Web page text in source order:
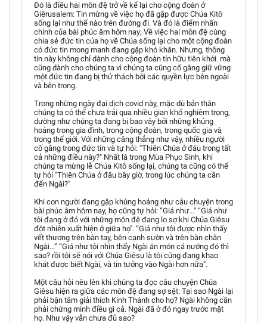
Đó là điều hai môn đệ trở về kể lại cho cộng đoàn ở
Giêrusalem: Tin mừng về việc họ đã gặp được Chúa Kitô
sống lại như thế nào trên đường đi. Và đó là điểm nhấn
chính của bài phúc âm hôm nay; Về việc hai môn đệ cùng
chia sẻ đức tin của họ về Chúa sống lại cho một cộng đoàn
có đức tin mong manh đang gặp khó khăn. Nhưng, thông
tin này không chỉ dành cho cộng đoàn tín hữu tiên khởi. mà
cũng dành cho chúng ta vì chúng ta cũng cố gắng giữ vững
một đức tin đang bị thử thách bởi các quyền lực bên ngoài
và bên trong.
Trong những ngày đại dịch covid này, mặc dù bản thân
chúng ta có thể chưa trải qua nhiều gian khổ nghiêm trọng,
dường như chúng ta đang bị bao vây bởi những khủng
hoảng trong gia đình, trong cộng đoàn, trong quốc gia và
trong thế giới. Với những căng thẳng như vậy, nhiều người
cố gắng trong đức tin và tự hỏi: "Thiên Chúa ở đâu trong tất
cả những điều này?" Nhất là trong Mùa Phục Sinh, khi
chúng ta mừng lễ Chúa Kitô sống lại, chúng ta cũng có thể
tự hỏi "Thiên Chúa ở đâu bây giờ, trong lúc chúng ta cần
đến Ngài?"
Khi con người đang gặp khủng hoảng như câu chuyện trong
bài phúc âm hôm nay, họ cũng tự hỏi: “Giá như..." “Giá như
tôi đang ở đó với những môn đệ đang lo sợ khi Chúa Giêsu
đột nhiên xuất hiện ở giữa họ". “Giá như tôi được nhìn thấy
vết thương trên bàn tay, bên cạnh sườn và trên bàn chân
Ngài...” “Giá như tôi nhìn thấy Ngài ăn món cá nướng đó thì
sao? rồi tôi sẽ nói với Chúa Giêsu là tôi cũng đang khao
khát được biết Ngài, và tin tưởng vào Ngài hơn nữa".
Một câu hỏi nêu lên khi chúng ta đọc câu chuyện Chúa
Giêsu hiện ra giữa các môn đệ đang sợ sệt: Tại sao Ngài lại
phải bận tâm giải thích Kinh Thánh cho họ? Ngài không cần
phải chứng minh điều gì cả. Ngài đã ở đó ngay trước mặt
họ. Như vậy vẫn chưa đủ sao?